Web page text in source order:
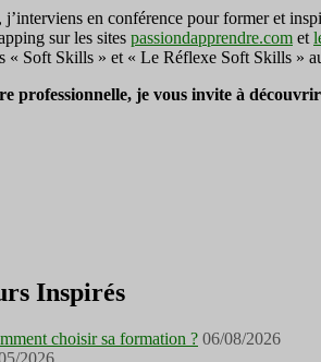
en conférence pour former et
sur les sites passiondapprendre.com et
« Soft Skills » et « Le Réflexe Soft Skills »
professionnelle, je vous invite à
Inspirés
choisir sa formation ? 06/08/2026
2026